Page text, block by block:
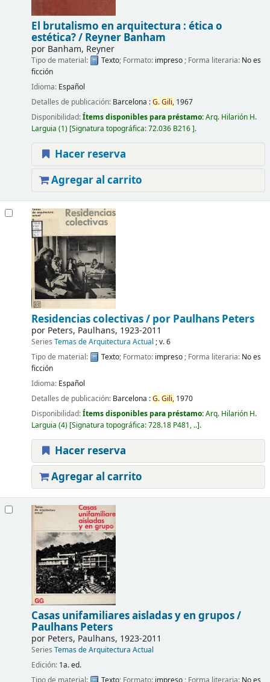
El brutalismo en arquitectura : ética o
estética? / Reyner Banham
por Banham, Reyner
Tipo de material: Texto; Formato: impreso ; Forma literaria: No es
ficción
Idioma: Español
Detalles de publicación: Barcelona :G.Gili, 1967
Disponibilidad:Ítems disponibles para préstamo:Arq. Hilarión H.
Larguia (1) Signatura topográfica:72.036 B216 .
Hacer reserva
Agregar al carrito
Residencias colectivas / por Paulhans Peters
por Peters, Paulhans, 1923-2011
Series Temas de Arquitectura Actual ; v. 6
Tipo de material:
Texto; Formato: impreso; Forma literaria: No es
ficción
Idioma: Español
Detalles de publicación: Barcelona :G.Gili, 1970
Disponibilidad:Ítems disponibles para préstamo:Arq. Hilarión H.
Larguia (4) Signatura topográfica:728.18 P481, .. .
Hacer reserva
Agregar al carrito
Casas unifamiliares aisladas y en grupos /
Paulhans Peters
por Peters, Paulhans, 1923-2011
Series Temas de Arquitectura Actual
Edición: 1a. ed.